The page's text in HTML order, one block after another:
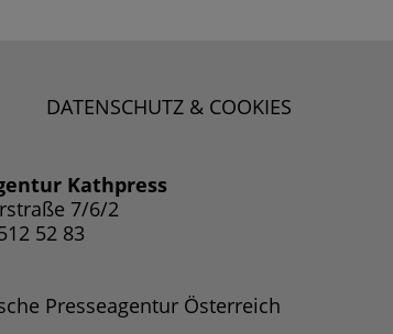
DATENSCHUTZ & COOKIES
Kathpress
7/6/2
52 83
Presseagentur Österreich